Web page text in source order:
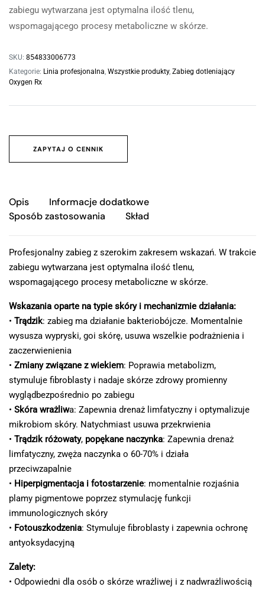
zabiegu wytwarzana jest optymalna ilość tlenu,
wspomagającego procesy metaboliczne w skórze.
SKU: 854833006773
Kategorie: Linia profesjonalna Wszystkie produkty, Zabieg dotleniający
Oxygen Rx
ZAPYTAJ O CENNIK
Opis
Informacje dodatkowe
Sposób zastosowania
Skład
Profesjonalny zabieg z szerokim zakresem wskazań. W trakcie
zabiegu wytwarzana jest optymalna ilość tlenu,
wspomagającego procesy metaboliczne w skórze.
Wskazania oparte na typie skóry i mechanizmie działania:
• Trądzik: zabieg ma działanie bakteriobójcze. Momentalnie
wysusza wypryski, goi skórę, usuwa wszelkie podrażnienia i
zaczerwienienia
• Zmiany związane z wiekiem: Poprawia metabolizm,
stymuluje fibroblasty i nadaje skórze zdrowy promienny
wyglądbezpośrednio po zabiegu
• Skóra wrażliwa: Zapewnia drenaż limfatyczny i optymalizuje
mikrobiom skóry. Natychmiast usuwa przekrwienia
• Trądzik różowaty, popękane naczynka: Zapewnia drenaż
limfatyczny, zwęża naczynka o 60-70% i działa
przeciwzapalnie
• Hiperpigmentacja i fotostarzenie: momentalnie rozjaśnia
plamy pigmentowe poprzez stymulację funkcji
immunologicznych skóry
• Fotouszkodzenia: Stymuluje fibroblasty i zapewnia ochronę
antyoksydacyjną
Zalety:
• Odpowiedni dla osób o skórze wrażliwej i z nadwrażliwością